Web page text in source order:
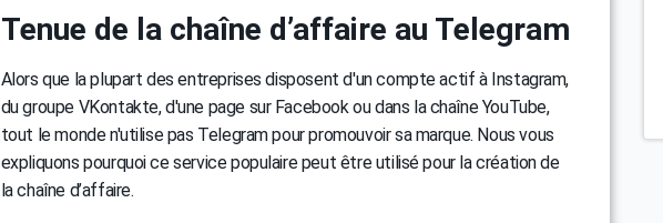
Tenue de la chaîne d’affaire au Telegram
Alors que la plupart des entreprises disposent d'un compte actif à Instagram,
du groupe VKontakte, d'une page sur Facebook ou dans la chaîne YouTube,
tout le monde n'utilise pas Telegram pour promouvoir sa marque. Nous vous
expliquons pourquoi ce service populaire peut être utilisé pour la création de
la chaîne d’affaire.